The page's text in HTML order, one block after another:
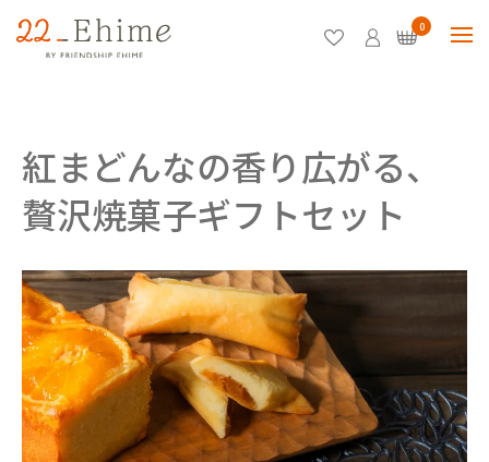
0
紅まどんなの香り広がる、
贅沢焼菓子ギフトセット